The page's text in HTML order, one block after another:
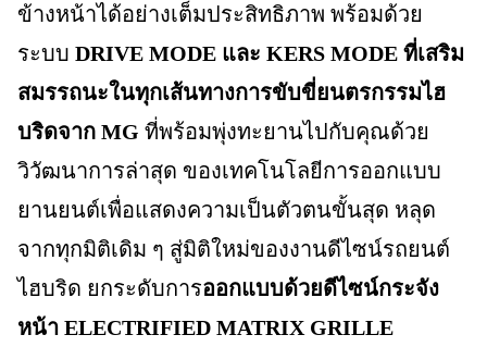
ข้างหน้าได้อย่างเต็มประสิทธิภาพ พร้อมด้วย
ระบบ DRIVE MODE และ KERS MODE ที่เสริม
สมรรถนะในทุกเส้นทางการขับขี่ยนตรกรรมไฮ
บริดจาก MG ที่พร้อมพุ่งทะยานไปกับคุณด้วย
วิวัฒนาการล่าสุด ของเทคโนโลยีการออกแบบ
ยานยนต์เพื่อแสดงความเป็นตัวตนขั้นสุด หลุด
จากทุกมิติเดิม ๆ สู่มิติใหม่ของงานดีไซน์รถยนต์
ไฮบริด ยกระดับการออกแบบด้วยดีไซน์กระจัง
หน้า ELECTRIFIED MATRIX GRILLE